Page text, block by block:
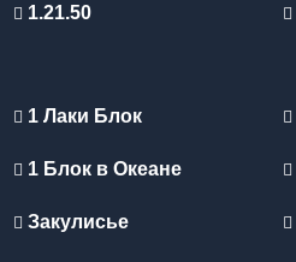
1.21.50
1 Лаки Блок
1 Блок в Океане
Закулисье